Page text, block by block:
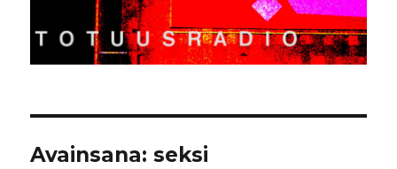
Avainsana:seksi